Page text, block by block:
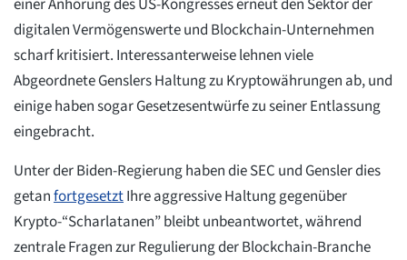
einer Anhörung des US-Kongresses erneut den Sektor der
digitalen Vermögenswerte und Blockchain-Unternehmen
scharf kritisiert. Interessanterweise lehnen viele
Abgeordnete Genslers Haltung zu Kryptowährungen ab, und
einige haben sogar Gesetzesentwürfe zu seiner Entlassung
eingebracht.
Unter der Biden-Regierung haben die SEC und Gensler dies
getanfortgesetztIhre aggressive Haltung gegenüber
Krypto-“Scharlatanen” bleibt unbeantwortet, während
zentrale Fragen zur Regulierung der Blockchain-Branche